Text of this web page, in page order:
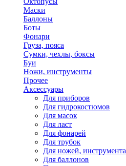
Маски
Баллоны
Боты
Фонари
Груза, пояса
Сумки, чехлы, боксы
Буи
Ножи, инструменты
Прочее
Аксессуары
Для приборов
Для гидрокостюмов
Для масок
Для ласт
Для фонарей
Для трубок
Для ножей, инструмента
Для баллонов